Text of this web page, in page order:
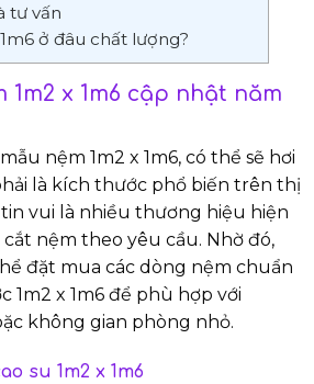
tư vấn
ở đâu chất lượng?
1m2 x 1m6 cập nhật năm
nệm 1m2 x 1m6, có thể sẽ hơi
là kích thước phổ biến trên thị
vui là nhiều thương hiệu hiện
nệm theo yêu cầu. Nhờ đó,
đặt mua các dòng nệm chuẩn
1m2 x 1m6 để phù hợp với
không gian phòng nhỏ.
su 1m2 x 1m6